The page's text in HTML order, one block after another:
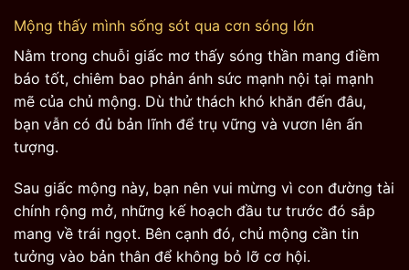
Mộng thấy mình sống sót qua cơn sóng lớn
Nằm trong chuỗi giấc mơ thấy sóng thần mang điềm
báo tốt, chiêm bao phản ánh sức mạnh nội tại mạnh
mẽ của chủ mộng. Dù thử thách khó khăn đến đâu,
bạn vẫn có đủ bản lĩnh để trụ vững và vươn lên ấn
tượng.
Sau giấc mộng này, bạn nên vui mừng vì con đường tài
chính rộng mở, những kế hoạch đầu tư trước đó sắp
mang về trái ngọt. Bên cạnh đó, chủ mộng cần tin
tưởng vào bản thân để không bỏ lỡ cơ hội.